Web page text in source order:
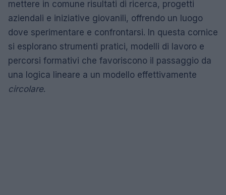
mettere in comune risultati di ricerca, progetti
aziendali e iniziative giovanili, offrendo un luogo
dove sperimentare e confrontarsi. In questa cornice
si esplorano strumenti pratici, modelli di lavoro e
percorsi formativi che favoriscono il passaggio da
una logica lineare a un modello effettivamente
circolare.